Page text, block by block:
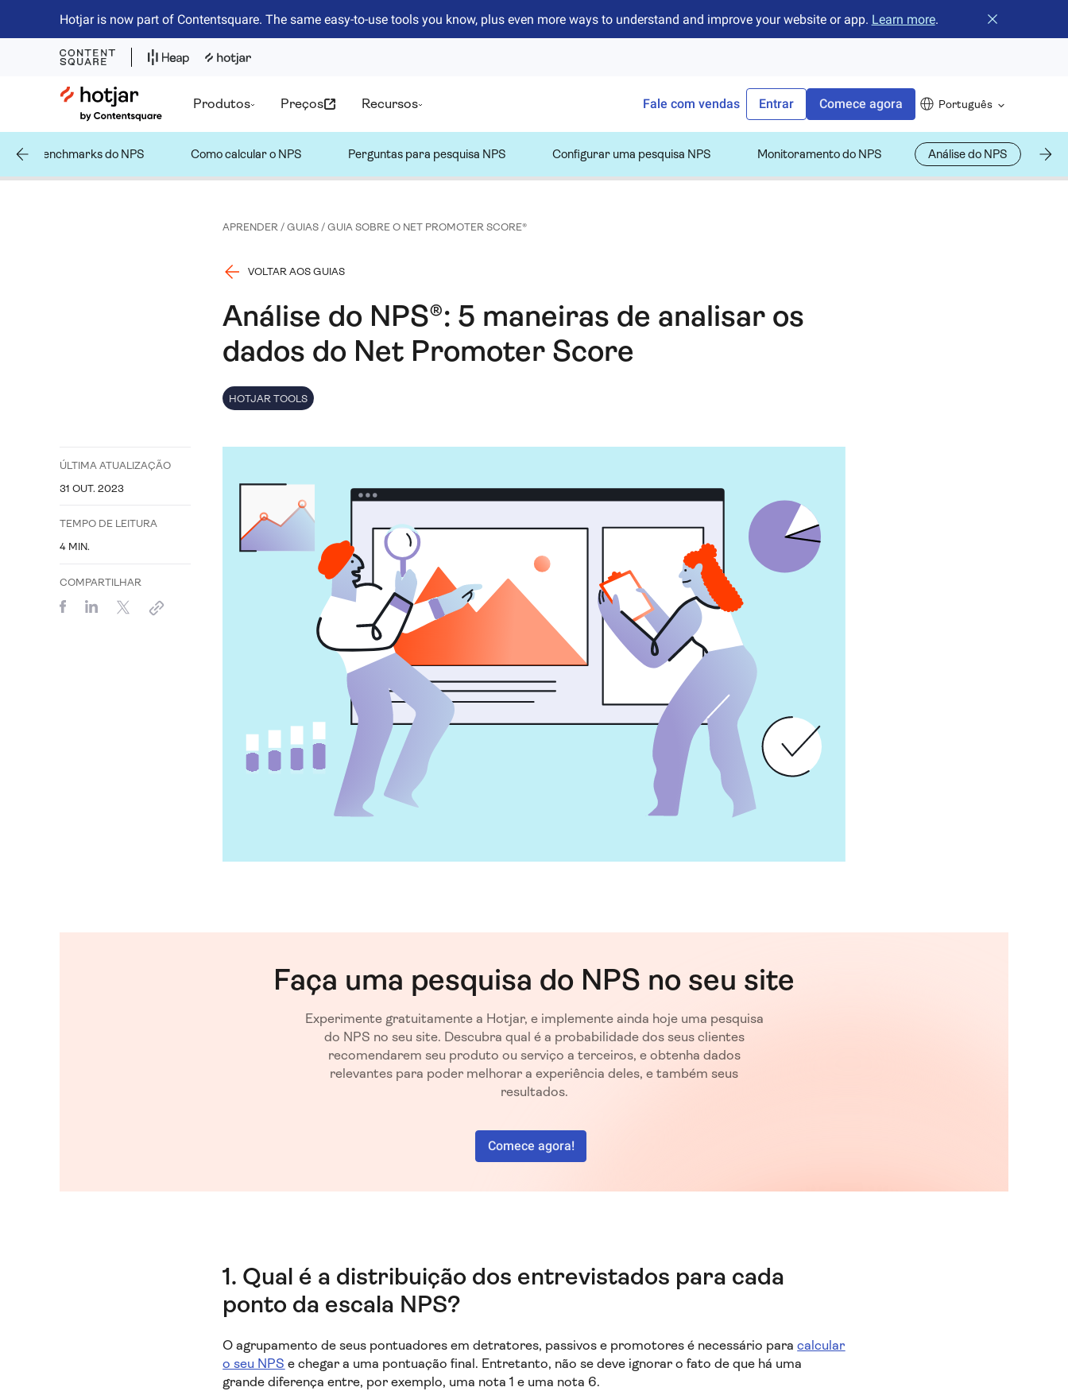
Hotjar is now part of Contentsquare. The same easy-to-use tools you know, plus even more ways to understand and improve your website or app. Learn more. Fechar o
Hotjar Logo
Produtos Preços Recursos Fale com vendas Entrar Comece agora Português
e Benchmarks do NPS Como calcular o NPS Perguntas para pesquisa NPS Configurar uma pesquisa NPS Monitoramento do NPS Análise do NPS
APRENDER /GUIAS /GUIA SOBRE O NET PROMOTER SCORE®
VOLTAR AOS GUIAS
Análise do NPS®: 5 maneiras de analisar os
dados do Net Promoter Score
HOTJAR TOOLS
ÚLTIMA ATUALIZAÇÃO
31 OUT. 2023
TEMPO DE LEITURA
4 MIN.
COMPARTILHAR
Faça uma pesquisa do NPS no seu site
Experimente gratuitamente a Hotjar, e implemente ainda hoje uma pesquisa
do NPS no seu site. Descubra qual é a probabilidade dos seus clientes
recomendarem seu produto ou serviço a terceiros, e obtenha dados
relevantes para poder melhorar a experiência deles, e também seus
resultados.
Comece agora!
1. Qual é a distribuição dos entrevistados para cada
ponto da escala NPS?
O agrupamento de seus pontuadores em detratores, passivos e promotores é necessário paracalcular
o seu NPS e chegar a uma pontuação final. Entretanto, não se deve ignorar o fato de que há uma
grande diferença entre, por exemplo, uma nota 1 e uma nota 6.